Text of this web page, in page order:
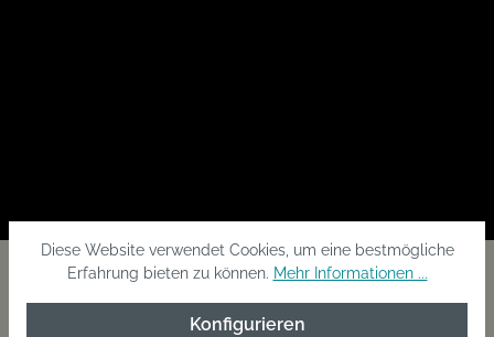
Diese Website verwendet Cookies, um eine bestmögliche
Erfahrung bieten zu können. Mehr Informationen ...
Konfigurieren